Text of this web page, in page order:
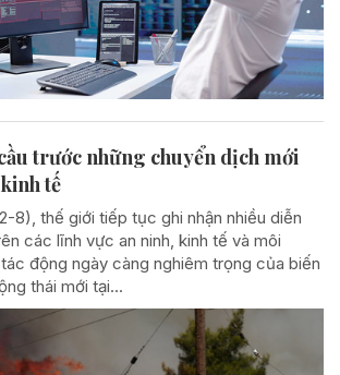
trước những chuyển dịch mới
tế
8), thế giới tiếp tục ghi nhận nhiều diễn
các lĩnh vực an ninh, kinh tế và môi
động ngày càng nghiêm trọng của biến
thái mới tại...